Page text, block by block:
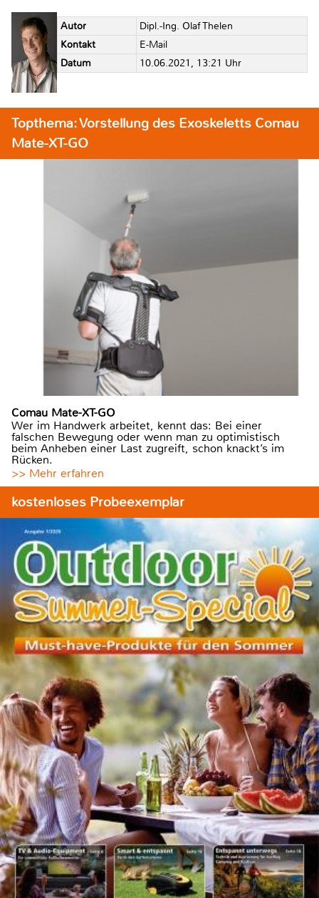
Autor
Dipl.-Ing. Olaf Thelen
Kontakt
E-Mail
Datum
10.06.2021, 13:21 Uhr
Topthema: Vorstellung des Exoskeletts Comau
Mate-XT-GO
Comau Mate-XT-GO
Wer im Handwerk arbeitet, kennt das: Bei einer
falschen Bewegung oder wenn man zu optimistisch
beim Anheben einer Last zugreift, schon knackt’s im
Rücken.
>> Mehr erfahren
kostenloses Probeexemplar